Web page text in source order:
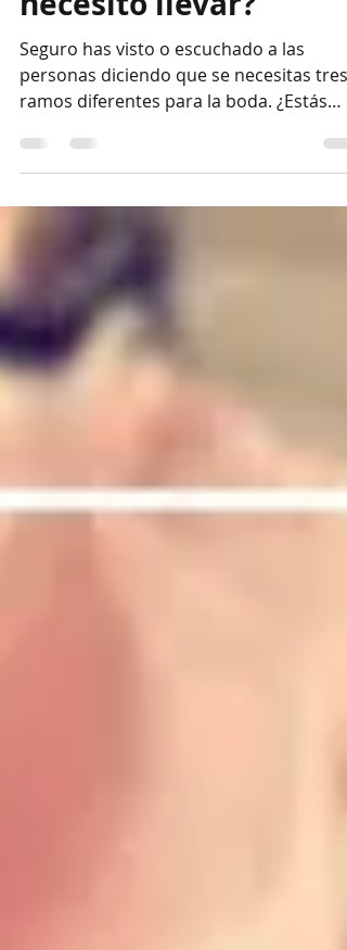
¿Cuántos ramos
necesito llevar?
personas diciendo que se necesitas tres
ramos diferentes para la boda. ¿Estás
confundida y no sabes...